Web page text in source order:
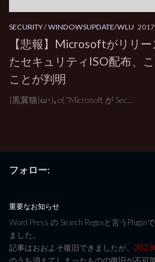
SECURITY/WINDOWSUPDATE/WLU
【悲報】Microsoftがリリ
たセキュリティISO配布、
ことが判明
|黒翼猫|ω･)｡o( “Microsoft が Sec...
フォロー:
重要なお知らせ
Word Press の Search Regexと言うPlugin
ました。
記事はおおよそ復旧できましたが、 2023